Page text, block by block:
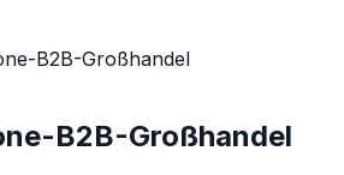
B2B-Großhandel
B2B-Großhandel